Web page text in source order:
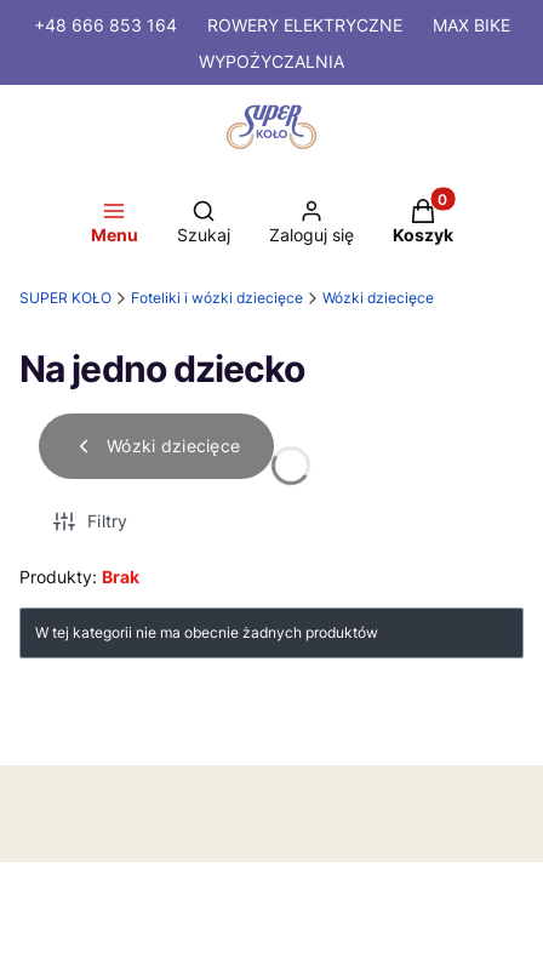
+48 666 853 164 ROWERYELEKTRYCZNE
MAX BIKE
WYPOŻYCZALNIA
Menu
Otwórz wyszukiwarkę
Szukaj Zaloguj się
Produkty w
Koszyk
SUPER KOŁO Foteliki i wózki dziecięce Wózki dziecięce
Na jedno dziecko
Wózki dziecięce
Filtry
Produkty: Brak
Lista produktów
W tej kategorii nie ma obecnie żadnych produktów